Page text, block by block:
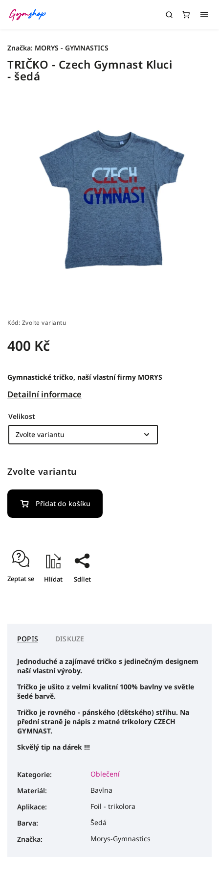
TRIČKO - Czech Gymnast Kluci
- šedá
Kód: Zvolte variantu
400 Kč
Gymnastické tričko, naší vlastní firmy MORYS
Detailní informace
Značka: MORYS - GYMNASTICS
Velikost
Zvolte variantu
Přidat do košíku
Zeptat se Hlídat Sdílet
POPIS DISKUZE
Jednoduché a zajímavé tričko s jedinečným designem
naší vlastní výroby.
Tričko je ušito z velmi kvalitní 100% bavlny ve světle
šedé barvě.
Tričko je rovného - pánského (dětského) střihu. Na
přední straně je nápis z matné trikolory CZECH
GYMNAST.
Skvělý tip na dárek !!!
Kategorie:
Oblečení
Materiál:
Bavlna
Aplikace:
Foil - trikolora
Barva:
Šedá
Značka: Morys-Gymnastics